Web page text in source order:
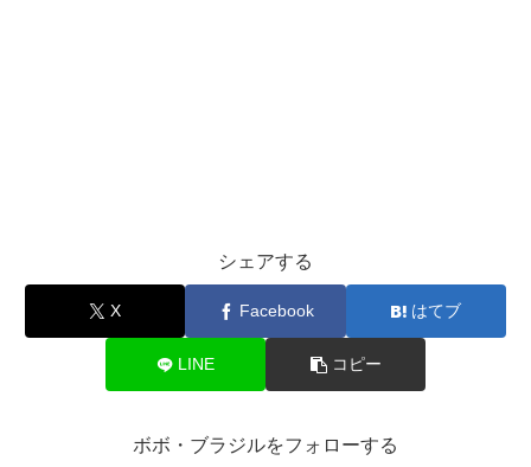
シェアする
X Facebook はてブ
LINE コピー
ボボ・ブラジルをフォローする